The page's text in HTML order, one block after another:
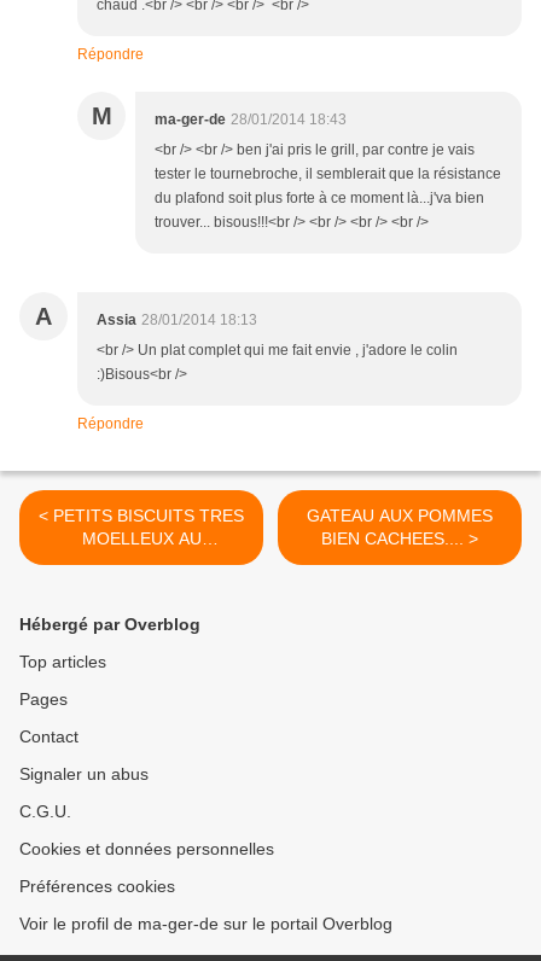
chaud .<br /> <br /> <br /> <br />
Répondre
M ma-ger-de 28/01/2014 18:43
<br /> <br /> ben j'ai pris le grill, par contre je vais
tester le tournebroche, il semblerait que la résistance
du plafond soit plus forte à ce moment là...j'va bien
trouver... bisous!!!<br /> <br /> <br /> <br />
A Assia 28/01/2014 18:13
<br /> Un plat complet qui me fait envie , j'adore le colin
:)Bisous<br />
Répondre
< PETITS BISCUITS TRES
MOELLEUX AU
CHOCOLAT...
GATEAU AUX POMMES
BIEN CACHEES.... >
Hébergé par Overblog
Top articles
Pages
Contact
Signaler un abus
C.G.U.
Cookies et données personnelles
Préférences cookies
Voir le profil de ma-ger-de sur le portail Overblog